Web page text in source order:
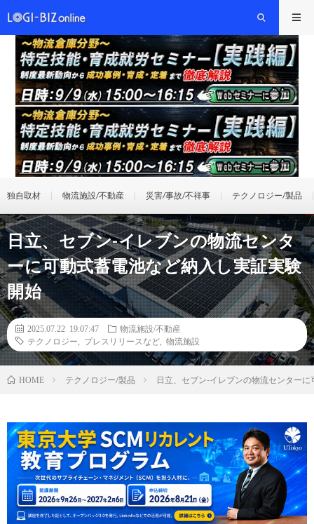
独自取材 物流施設/不動産 災害/事故/不祥事 テクノロジー/製品
日立、セブン-イレブンの物流センタ
ーに可動式蓄電池など納入し実証実験
開始
2025.07.22 19:07:47
物流施設/不動産
テクノロジー
プレスリリースなど 物流施設
HOME テクノロジー/製品 日立、セブン-イレブンの物流センター